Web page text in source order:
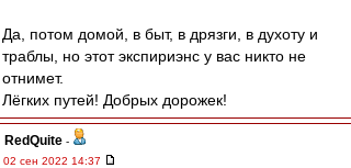
Да, потом домой, в быт, в дрязги, в духоту и
траблы, но этот экспириэнс у вас никто не
отнимет.
Лёгких путей! Добрых дорожек!
RedQuite -
02 сен 2022 14:37